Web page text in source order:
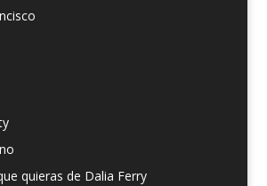
quieras de Dalia Ferry